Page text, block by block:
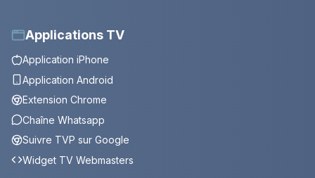
Applications TV
Application iPhone
Application Android
Extension Chrome
Chaîne Whatsapp
Suivre TVP sur Google
Widget TV Webmasters